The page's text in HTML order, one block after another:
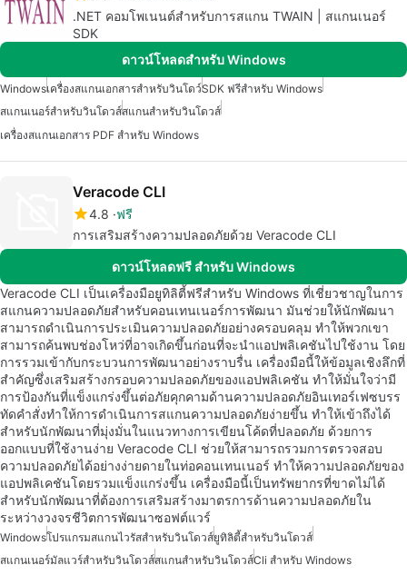
.NET คอมโพเนนต์สำหรับการสแกน TWAIN | สแกนเนอร์
SDK
ดาวน์โหลดสำหรับ Windows
Windowsเครื่องสแกนเอกสารสำหรับวินโดว์SDK ฟรีสำหรับ Windows
สแกนเนอร์สำหรับวินโดวส์สแกนสำหรับวินโดวส์
เครื่องสแกนเอกสาร PDF สำหรับ Windows
Veracode CLI
4.8 ฟรี
การเสริมสร้างความปลอดภัยด้วย Veracode CLI
ดาวน์โหลดฟรี สำหรับ Windows
Veracode CLI เป็นเครื่องมือยูทิลิตี้ฟรีสำหรับ Windows ที่เชี่ยวชาญในการ
สแกนความปลอดภัยสำหรับคอนเทนเนอร์การพัฒนา มันช่วยให้นักพัฒนา
สามารถดำเนินการประเมินความปลอดภัยอย่างครอบคลุม ทำให้พวกเขา
สามารถค้นพบช่องโหว่ที่อาจเกิดขึ้นก่อนที่จะนำแอปพลิเคชันไปใช้งาน โดย
การรวมเข้ากับกระบวนการพัฒนาอย่างราบรื่น เครื่องมือนี้ให้ข้อมูลเชิงลึกที่
สำคัญซึ่งเสริมสร้างกรอบความปลอดภัยของแอปพลิเคชัน ทำให้มั่นใจว่ามี
การป้องกันที่แข็งแกร่งขึ้นต่อภัยคุกคามด้านความปลอดภัยอินเทอร์เฟซบรร
ทัดคำสั่งทำให้การดำเนินการสแกนความปลอดภัยง่ายขึ้น ทำให้เข้าถึงได้
สำหรับนักพัฒนาที่มุ่งมั่นในแนวทางการเขียนโค้ดที่ปลอดภัย ด้วยการ
ออกแบบที่ใช้งานง่าย Veracode CLI ช่วยให้สามารถรวมการตรวจสอบ
ความปลอดภัยได้อย่างง่ายดายในท่อคอนเทนเนอร์ ทำให้ความปลอดภัยของ
แอปพลิเคชันโดยรวมแข็งแกร่งขึ้น เครื่องมือนี้เป็นทรัพยากรที่ขาดไม่ได้
สำหรับนักพัฒนาที่ต้องการเสริมสร้างมาตรการด้านความปลอดภัยใน
ระหว่างวงจรชีวิตการพัฒนาซอฟต์แวร์
Windowsโปรแกรมสแกนไวรัสสำหรับวินโดวส์ยูทิลิตี้สำหรับวินโดวส์
สแกนเนอร์มัลแวร์สำหรับวินโดวส์สแกนสำหรับวินโดวส์Cli สำหรับ Windows